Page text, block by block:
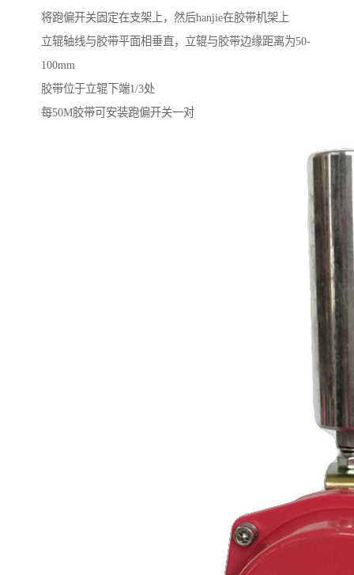
将跑偏开关固定在支架上，然后hanjie在胶带机架上
立辊轴线与胶带平面相垂直，立辊与胶带边缘距离为50-
100mm
胶带位于立辊下端1/3处
每50M胶带可安装跑偏开关一对